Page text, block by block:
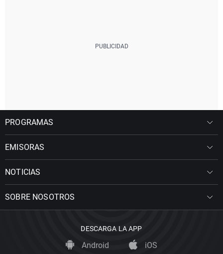
PROGRAMAS
EMISORAS
NOTICIAS
SOBRE NOSOTROS
DESCARGA LA APP
Android iOS